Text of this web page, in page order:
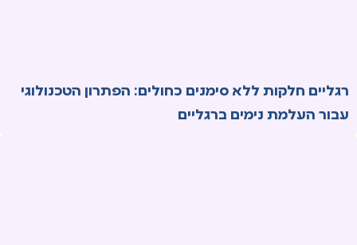
רגליים חלקות ללא סימנים כחולים: הפתרון הטכנולוגי
עבור העלמת נימים ברגליים